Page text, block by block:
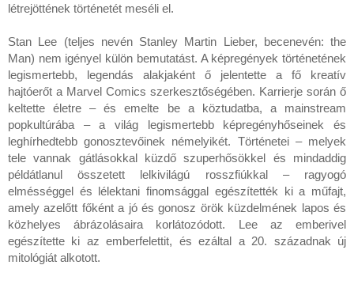
létrejöttének történetét meséli el.
Stan Lee (teljes nevén Stanley Martin Lieber, becenevén: the
Man) nem igényel külön bemutatást. A képregények történetének
legismertebb, legendás alakjaként ő jelentette a fő kreatív
hajtóerőt a Marvel Comics szerkesztőségében. Karrierje során ő
keltette életre – és emelte be a köztudatba, a mainstream
popkultúrába – a világ legismertebb képregényhőseinek és
leghírhedtebb gonosztevőinek némelyikét. Történetei – melyek
tele vannak gátlásokkal küzdő szuperhősökkel és mindaddig
példátlanul összetett lelkivilágú rosszfiúkkal – ragyogó
elmésséggel és lélektani finomsággal egészítették ki a műfajt,
amely azelőtt főként a jó és gonosz örök küzdelmének lapos és
közhelyes ábrázolásaira korlátozódott. Lee az emberivel
egészítette ki az emberfelettit, és ezáltal a 20. századnak új
mitológiát alkotott.